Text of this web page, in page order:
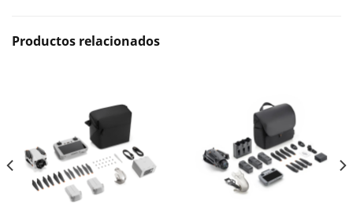
Productos relacionados